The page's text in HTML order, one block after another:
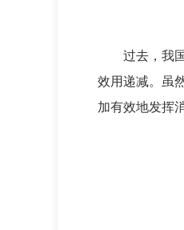
过去，我国
效用递减。虽
加有效地发挥